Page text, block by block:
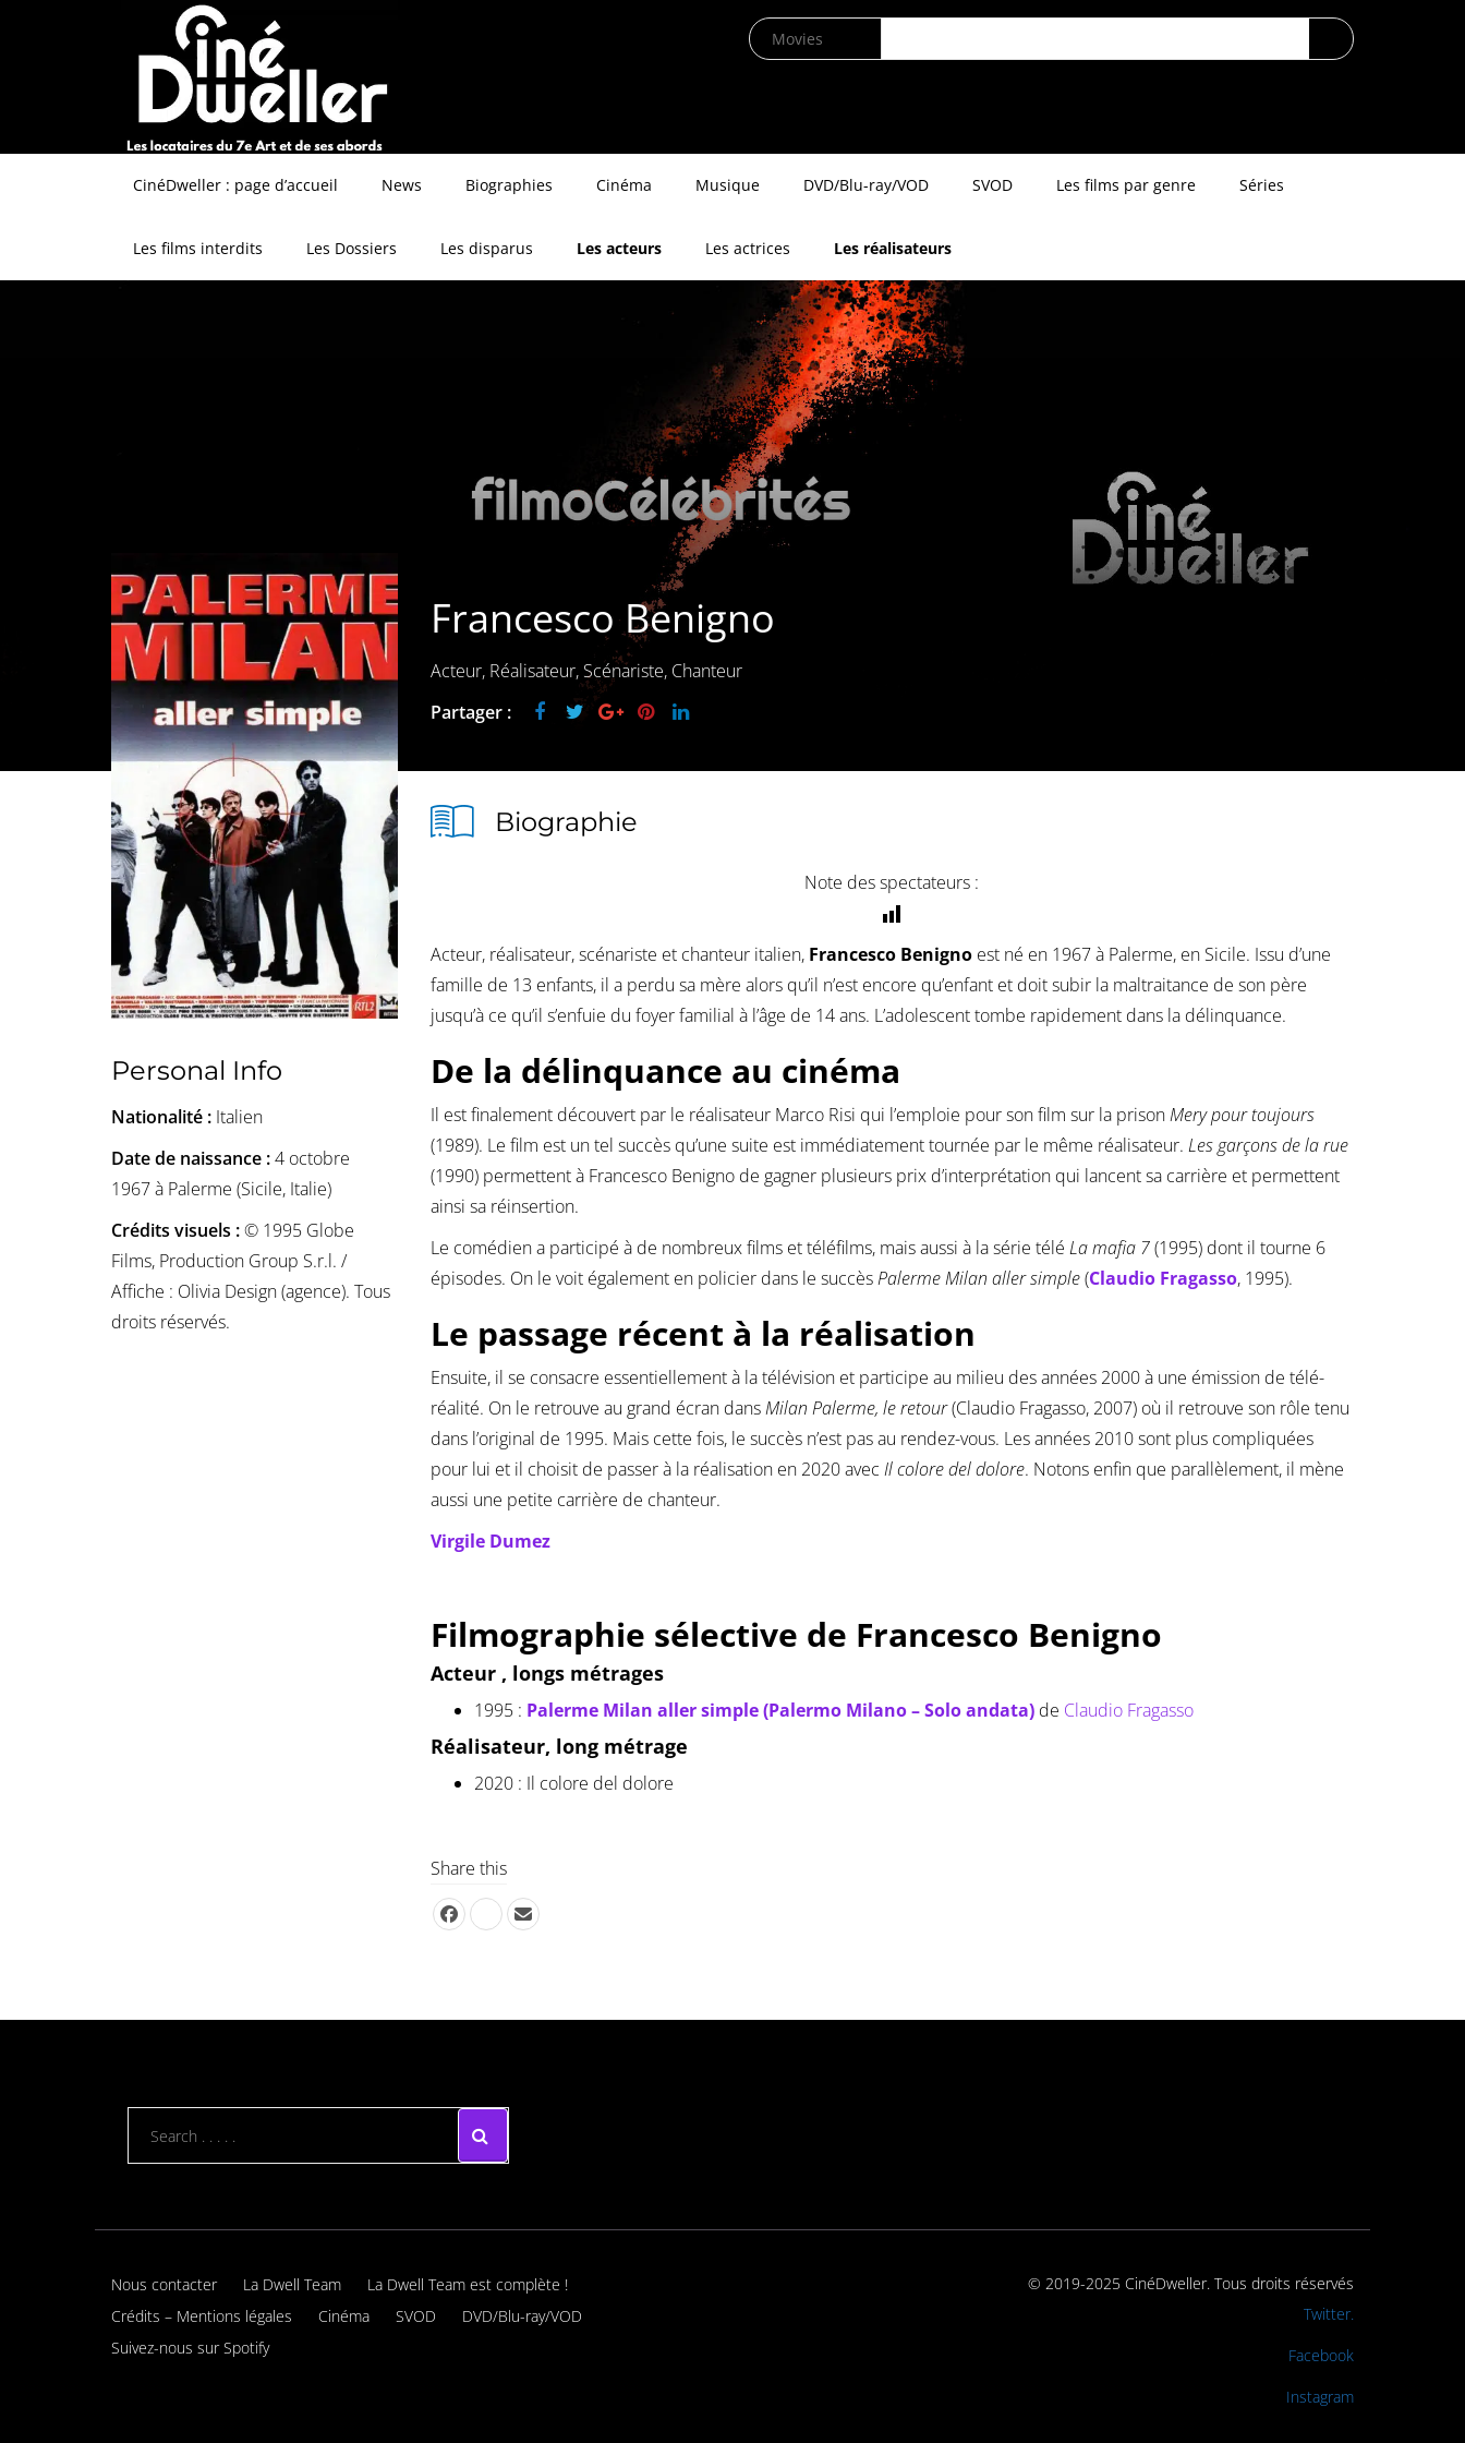
CinéDweller : page d’accueil News Biographies Cinéma Musique DVD/Blu-ray/VOD SVOD Les films par genre Séries
Les films interdits Les Dossiers Les disparus Les acteurs Les actrices Les réalisateurs
Francesco Benigno
Acteur, Réalisateur, Scénariste, Chanteur
Partager :
Personal Info
Nationalité : Italien
Date de naissance :4 octobre
1967 à Palerme (Sicile, Italie)
Crédits visuels :© 1995 Globe
Films, Production Group S.r.l. /
Affiche : Olivia Design (agence). Tous
droits réservés.
Biographie
Note des spectateurs :
Acteur, réalisateur, scénariste et chanteur italien, Francesco Benigno est né en 1967 à Palerme, en Sicile. Issu d’une
famille de 13 enfants, il a perdu sa mère alors qu’il n’est encore qu’enfant et doit subir la maltraitance de son père
jusqu’à ce qu’il s’enfuie du foyer familial à l’âge de 14 ans. L’adolescent tombe rapidement dans la délinquance.
De la délinquance au cinéma
Il est finalement découvert par le réalisateur Marco Risi qui l’emploie pour son film sur la prisonMery pour toujours
(1989). Le film est un tel succès qu’une suite est immédiatement tournée par le même réalisateur. Les garçons de la rue
(1990) permettent à Francesco Benigno de gagner plusieurs prix d’interprétation qui lancent sa carrière et permettent
ainsi sa réinsertion.
Le comédien a participé à de nombreux films et téléfilms, mais aussi à la série télé La mafia 7(1995) dont il tourne 6
épisodes. On le voit également en policier dans le succèsPalerme Milan aller simple(Claudio Fragasso, 1995).
Le passage récent à la réalisation
Ensuite, il se consacre essentiellement à la télévision et participe au milieu des années 2000 à une émission de télé-
réalité. On le retrouve au grand écran dansMilan Palerme, le retour(Claudio Fragasso, 2007) où il retrouve son rôle tenu
dans l’original de 1995. Mais cette fois, le succès n’est pas au rendez-vous. Les années 2010 sont plus compliquées
pour lui et il choisit de passer à la réalisation en 2020 avec Il colore del dolore. Notons enfin que parallèlement, il mène
aussi une petite carrière de chanteur.
Virgile Dumez
Filmographie sélective de Francesco Benigno
Acteur , longs métrages
1995 : Palerme Milan aller simple (Palermo Milano – Solo andata) de Claudio Fragasso
Réalisateur, long métrage
2020 : Il colore del dolore
Share this
Nous contacter La Dwell Team
La Dwell Team est complète !
Crédits – Mentions légales
Cinéma SVOD
DVD/Blu-ray/VOD
Suivez-nous sur Spotify
© 2019-2025 CinéDweller. Tous droits réservés
Twitter.
Facebook
Instagram